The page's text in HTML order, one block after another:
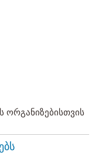
ორგანიზებისთვის